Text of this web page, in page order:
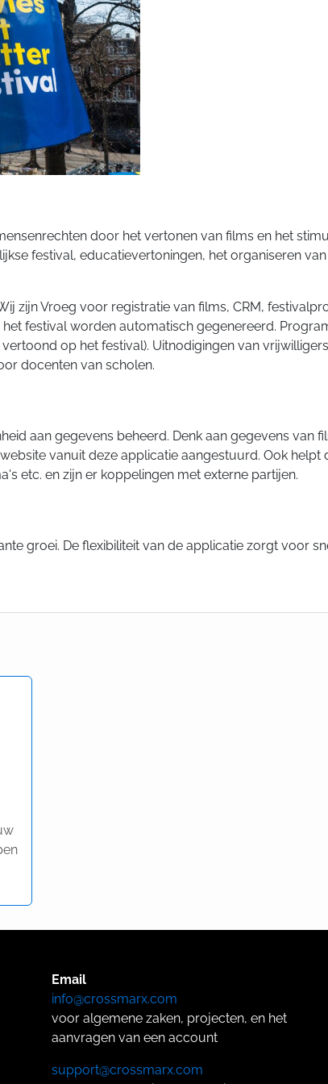
door het vertonen van films en het
festival, educatievertoningen, het organiseren
zijn Vroeg voor registratie van films, CRM,
festival worden automatisch gegenereerd.
op het festival). Uitnodigingen van
docenten van scholen.
aan gegevens beheerd. Denk aan gegevens van
vanuit deze applicatie aangestuurd. Ook
etc. en zijn er koppelingen met externe partijen.
groei. De flexibiliteit van de applicatie zorgt voor
Email
info@crossmarx.com
voor algemene zaken, projecten, en het
aanvragen van een account
support@crossmarx.com